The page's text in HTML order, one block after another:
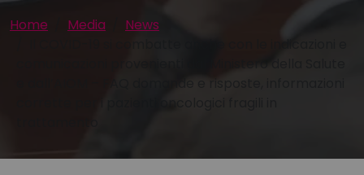
Home Media
News